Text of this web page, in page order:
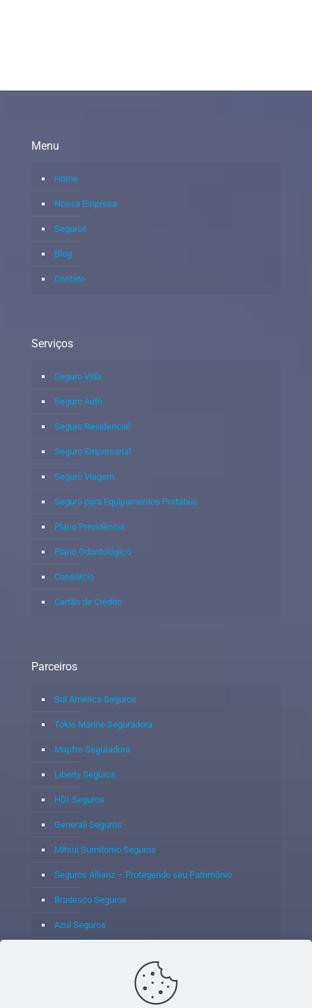
Menu
Home
Nossa Empresa
Seguros
Blog
Contato
Serviços
Seguro Vida
Seguro Auto
Seguro Residencial
Seguro Empresarial
Seguro Viagem
Seguro para Equipamentos Portáteis
Plano Previdência
Plano Odontológico
Consórcio
Cartão de Crédito
Parceiros
Sul América Seguros
Tokio Marine Seguradora
Mapfre Seguradora
Liberty Seguros
HDI Seguros
Generali Seguros
Mitsui Sumitomo Seguros
Seguros Allianz – Protegendo seu Patrimônio
Bradesco Seguros
Azul Seguros